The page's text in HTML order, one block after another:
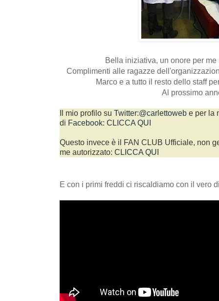
Bella iniziativa, un onore per
Complimenti alle ragazze
Marco e a tutto il resto dello staff
Al prossimo
Il mio profilo su Twitter:@carlettoweb e per la
di Facebook: CLICCA QUI
Questo invece è il FAN CLUB Ufficiale, non
me autorizzato: CLICCA QUI
E con i primi freddi ci riscaldiamo con il vero